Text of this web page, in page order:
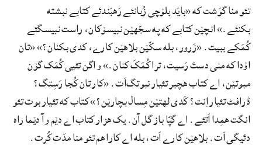
تئو منا گوَشت که «بایَد بلۆچی زُبانئے رَهبَندئے کتابے نبشته
بکنئے.» انچێن کتابے که په سجّهێن نبیسۆکان، راست نبیسگئے
کُمَکے ببیت. «زَرور، بله سکّێن بلاهێن کارے، کدی بکنان؟» «تان
اۆدا که منی دستَ رَسیت، ترا کُمَکَ کنان.» و اگن تئیی کُمَک گۆن
مبوتێن، اے کتاب هچبر تئیار نبوتگ‌اَت. «کار تان کُجا رَسِتگ؟
ڈرافٹ تئیار اِنت؟ کَدی لهتێن مِسال بچارێن؟» کتاب که تئیار بوت تئو
انگت همِدا اَتئے. اے گپّا باز گل آن. یک هزار کتاب اے دێم و آ دێما راه
دئیگی اَت. بلاهێن کارے اَت، بله اے کارا هم تئو منا مدَت کُرت.